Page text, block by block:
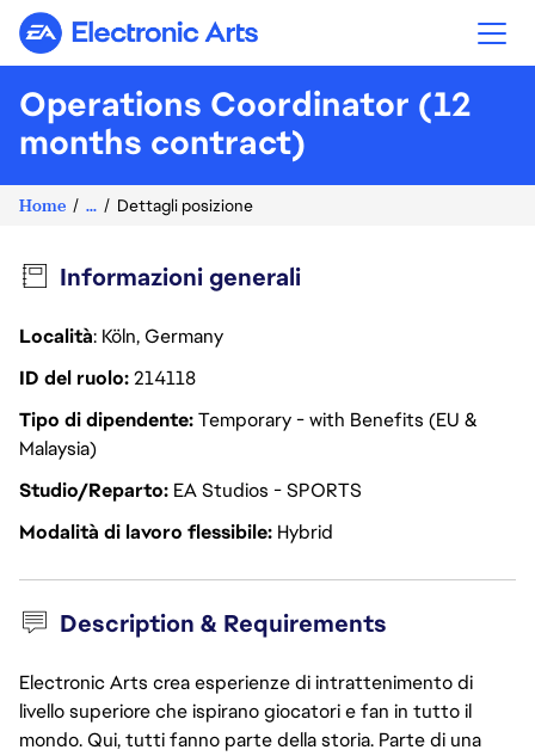
Electronic Arts
Operations Coordinator (12
months contract)
Home ... Dettagli posizione
Informazioni generali
Località: Köln, Germany
ID del ruolo214118
Tipo di dipendenteTemporary - with Benefits (EU &
Malaysia)
Studio/Reparto EA Studios - SPORTS
Modalità di lavoro flessibile Hybrid
Description & Requirements
Electronic Arts crea esperienze di intrattenimento di
livello superiore che ispirano giocatori e fan in tutto il
mondo. Qui, tutti fanno parte della storia. Parte di una